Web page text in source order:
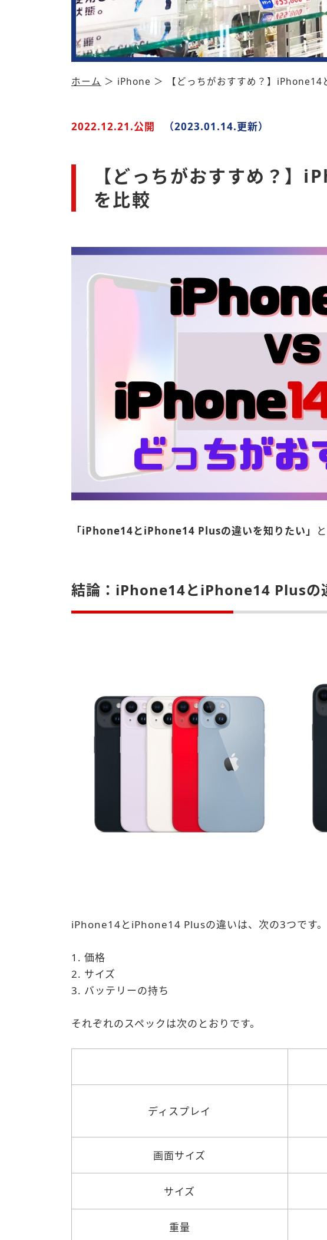
ホーム ＞ iPhone ＞ 【どっちがおすすめ？】iPhone14
2022.12.21.公開 （2023.01.14.更新）
【どっちがおすすめ？
を比較
「iPhone14とiPhone14 Plusの違いを知りたい」
結論：iPhone14とiPhone14 Plusの
iPhone14とiPhone14 Plusの違いは、次の3つです。
価格
サイズ
バッテリーの持ち
それぞれのスペックは次のとおりです。
ディスプレイ
画面サイズ
サイズ
重量